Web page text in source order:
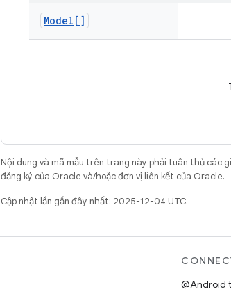
Model[]
Nội dung và mã mẫu trên trang này phải tuân thủ các
đăng ký của Oracle và/hoặc đơn vị liên kết của Oracle.
Cập nhật lần gần đây nhất: 2025-12-04 UTC.
@Android